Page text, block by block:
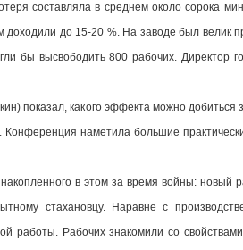
составляла в среднем около сорока
до 15-20 %. На заводе был велик
бы высвободить 800 рабочих. Директор
показал, какого эффекта можно добиться
наметила большие
в этом за время войны: новый
стахановцу. Наравне с
работы. Рабочих знакомили со